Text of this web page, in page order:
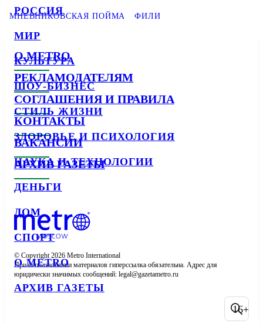
РОССИЯ
МИР
КУЛЬТУРА
ШОУ-БИЗНЕС
СТИЛЬ ЖИЗНИ
ЗДОРОВЬЕ И ПСИХОЛОГИЯ
НАУКА И ТЕХНОЛОГИИ
ДЕНЬГИ
ДОМ
СПОРТ
О METRO
АРХИВ ГАЗЕТЫ
МНЕВНИКОВСКАЯ ПОЙМА ФИЛИ
О METRO
РЕКЛАМОДАТЕЛЯМ
СОГЛАШЕНИЯ И ПРАВИЛА
КОНТАКТЫ
ВАКАНСИИ
АРХИВ ГАЗЕТЫ
© Copyright 2026 Metro International
При использовании материалов гиперссылка обязательна. Адрес для
юридически значимых сообщений:
16+